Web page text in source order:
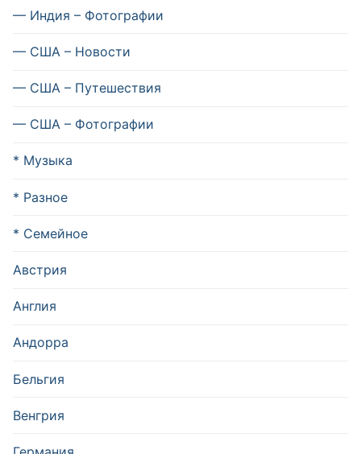
— Индия – Фотографии
— США – Новости
— США – Путешествия
— США – Фотографии
* Музыка
* Разное
* Семейное
Австрия
Англия
Андорра
Бельгия
Венгрия